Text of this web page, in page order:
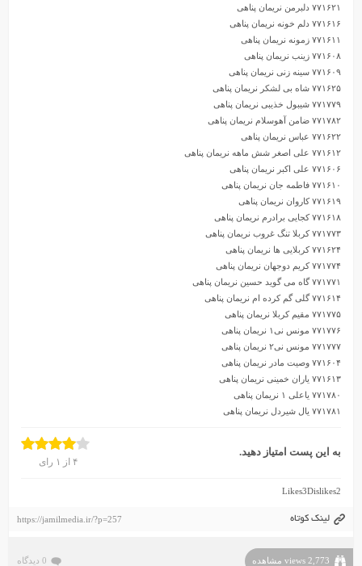
۷۷۱۶۲۱ دلبرمن نریمان پناهی
۷۷۱۶۱۶ دلم خونه نریمان پناهی
۷۷۱۶۱۱ زمونه نریمان پناهی
۷۷۱۶۰۸ زینب نریمان پناهی
۷۷۱۶۰۹ سینه زنی نریمان پناهی
۷۷۱۶۲۵ شاه بی لشکر نریمان پناهی
۷۷۱۷۷۹ شیبول خذیبی نریمان پناهی
۷۷۱۷۸۲ ضامن آهوسلام نریمان پناهی
۷۷۱۶۲۲ عباس نریمان پناهی
۷۷۱۶۱۲ علی اصغر شش ماهه نریمان پناهی
۷۷۱۶۰۶ علی اکبر نریمان پناهی
۷۷۱۶۱۰ فاطمه جان نریمان پناهی
۷۷۱۶۱۹ کاروان نریمان پناهی
۷۷۱۶۱۸ کجایی برادرم نریمان پناهی
۷۷۱۷۷۳ کربلا تنگ غروب نریمان پناهی
۷۷۱۶۲۴ کربلایی ها نریمان پناهی
۷۷۱۷۷۴ کریم دوجهان نریمان پناهی
۷۷۱۷۷۱ گاه می گوید حسین نریمان پناهی
۷۷۱۶۱۴ گلی گم کرده ام نریمان پناهی
۷۷۱۷۷۵ مقیم کربلا نریمان پناهی
۷۷۱۷۷۶ مونس نی۱ نریمان پناهی
۷۷۱۷۷۷ مونس نی۲ نریمان پناهی
۷۷۱۶۰۴ وصیت مادر نریمان پناهی
۷۷۱۶۱۳ یاران خمینی نریمان پناهی
۷۷۱۷۸۰ یاعلی ۱ نریمان پناهی
۷۷۱۷۸۱ یال شیردل نریمان پناهی
به این پست امتیاز دهید.
۴ از ۱ رای
Likes3Dislikes2
لینک کوتاه https://jamilmedia.ir/?p=257
2,773 views مشاهده 0 دیدگاه